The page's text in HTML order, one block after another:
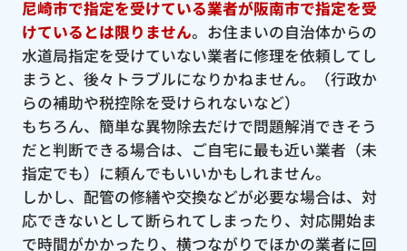
尼崎市で指定を受けている業者が阪南市で指定を受
けているとは限りません。お住まいの自治体からの
水道局指定を受けていない業者に修理を依頼してし
まうと、後々トラブルになりかねません。（行政か
らの補助や税控除を受けられないなど）
もちろん、簡単な異物除去だけで問題解消できそう
だと判断できる場合は、ご自宅に最も近い業者（未
指定でも）に頼んでもいいかもしれません。
しかし、配管の修繕や交換などが必要な場合は、対
応できないとして断られてしまったり、対応開始ま
で時間がかかったり、横つながりでほかの業者に回